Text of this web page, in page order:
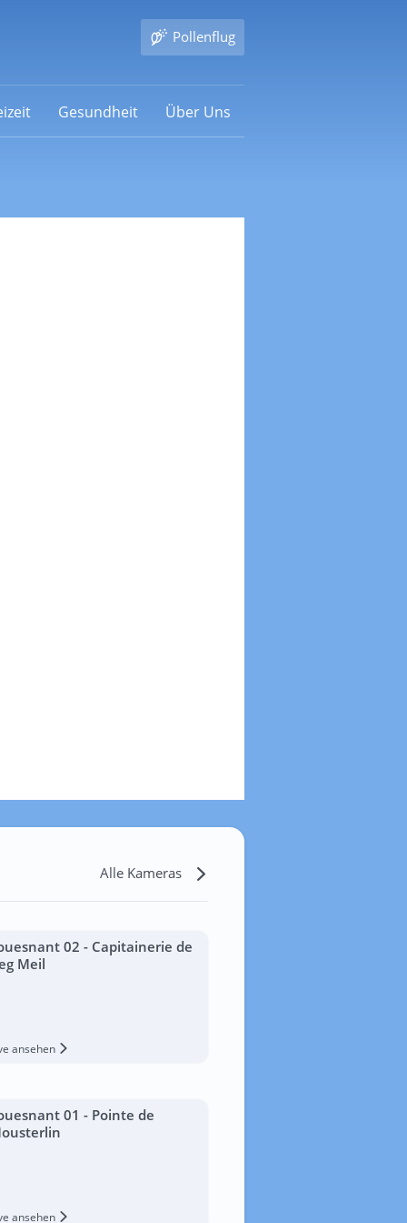
Pollenflug
Gesundheit Über Uns
Alle Kameras
02 - Capitainerie de
Meil
ansehen
01 - Pointe de
ansehen